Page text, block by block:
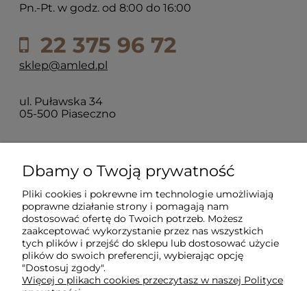
Pn.-Pt. w godz. od 8:00 do 16:00
22 375 96 72
sklep@amled.pl
ul. Puławska 34
05-500 Piaseczno
Dla klientów
Informacje
O firmie
Dbamy o Twoją prywatność
Pliki cookies i pokrewne im technologie umożliwiają
poprawne działanie strony i pomagają nam
dostosować ofertę do Twoich potrzeb. Możesz
zaakceptować wykorzystanie przez nas wszystkich
tych plików i przejść do sklepu lub dostosować użycie
plików do swoich preferencji, wybierając opcję
"Dostosuj zgody".
Więcej o plikach cookies przeczytasz w naszej Polityce